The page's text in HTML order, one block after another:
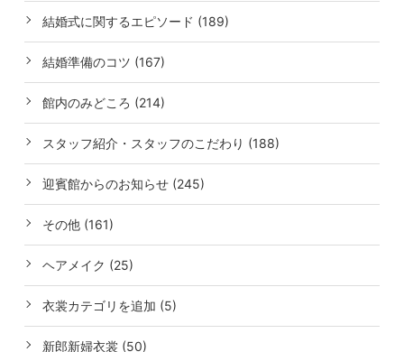
結婚式に関するエピソード (189)
結婚準備のコツ (167)
館内のみどころ (214)
スタッフ紹介・スタッフのこだわり (188)
迎賓館からのお知らせ (245)
その他 (161)
ヘアメイク (25)
衣裳カテゴリを追加 (5)
新郎新婦衣裳 (50)